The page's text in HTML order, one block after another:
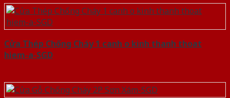
Cửa Thép Chống Cháy 1 canh o kinh thanh thoat
hiem-a-SGD